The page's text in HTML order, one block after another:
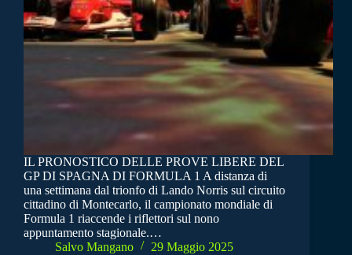
IL PRONOSTICO DELLE PROVE LIBERE DEL
GP DI SPAGNA DI FORMULA 1 A distanza di
una settimana dal trionfo di Lando Norris sul circuito
cittadino di Montecarlo, il campionato mondiale di
Formula 1 riaccende i riflettori sul nono
appuntamento stagionale.…
Salvo Mangano
29 Maggio 2025